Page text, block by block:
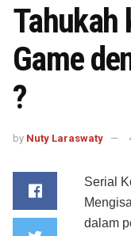
Tahukah
Game
?
by Nuty Laraswaty
Serial
dalam